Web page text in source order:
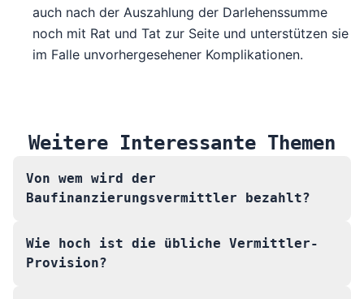
auch nach der Auszahlung der Darlehenssumme
noch mit Rat und Tat zur Seite und unterstützen sie
im Falle unvorhergesehener Komplikationen.
Weitere Interessante Themen
Von wem wird der
Baufinanzierungsvermittler bezahlt?
Wie hoch ist die übliche Vermittler-
Provision?